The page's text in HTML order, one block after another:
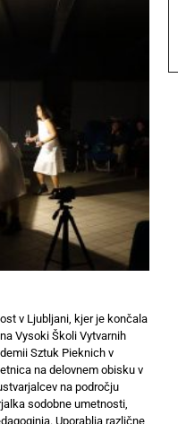
v Ljubljani, kjer je končala
Vysoki Školi Vytvarnih
Sztuk Pieknich v
na delovnem obisku v
na področju
sodobne umetnosti,
Uporablja različne